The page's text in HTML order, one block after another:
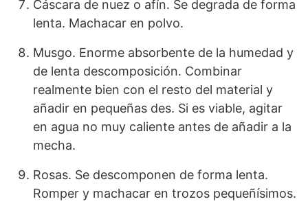
Cáscara de nuez o afín. Se degrada de forma
lenta. Machacar en polvo.
Musgo. Enorme absorbente de la humedad y
de lenta descomposición. Combinar
realmente bien con el resto del material y
añadir en pequeñas des. Si es viable, agitar
en agua no muy caliente antes de añadir a la
mecha.
Rosas. Se descomponen de forma lenta.
Romper y machacar en trozos pequeñísimos.